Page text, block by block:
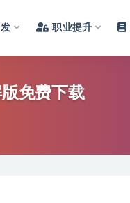
职业提升
免费下载